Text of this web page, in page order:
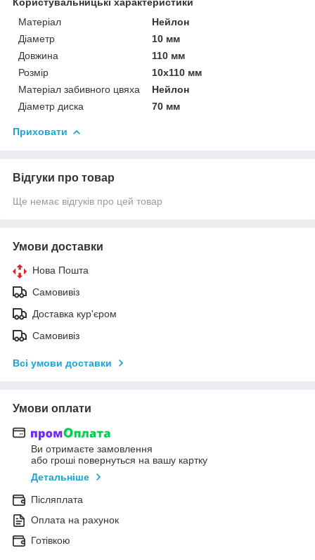
Матеріал
Нейлон
Діаметр
10 мм
Довжина
110 мм
Розмір
10х110 мм
Матеріал забивного цвяха
Нейлон
Діаметр диска
70 мм
Приховати
Відгуки про товар
Ще немає відгуків про цей товар
Умови доставки
Нова Пошта
Самовивіз
Доставка кур'єром
Самовивіз
Всі умови доставки
Умови оплати
Ви отримаєте замовлення
або гроші повернуться на вашу картку
Детальніше
Післяплата
Оплата на рахунок
Готівкою